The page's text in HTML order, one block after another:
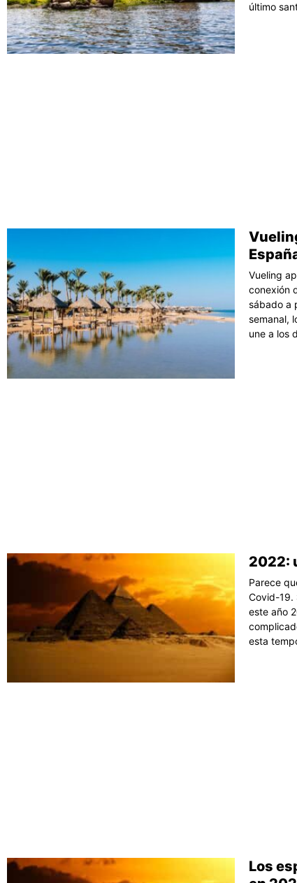
último
Vueling
conexión
sábado a
semanal,
une a los
2022:
Parece
Covid-19.
este año
esta
Los